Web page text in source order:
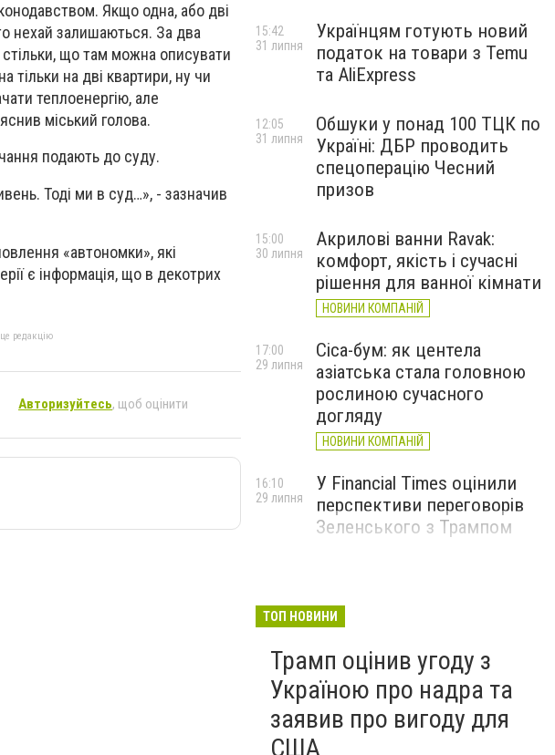
Якщо одна, або дві
нехай залишаються. За два
стільки, що там можна описувати
тільки на дві квартири, ну чи
теплоенергію, але
міський голова.
подають до суду.
Тоді ми в суд…», - зазначив
«автономки», які
є інформація, що в декотрих
редакцію
Авторизуйтесь, щоб оцінити
Українцям готують новий
податок на товари з Temu
та AliExpress
15:42
31 липня
Обшуки у понад 100 ТЦК по
Україні: ДБР проводить
спецоперацію Чесний
призов
12:05
31 липня
Акрилові ванни Ravak:
комфорт, якість і сучасні
рішення для ванної кімнати
НОВИНИ КОМПАНІЙ
15:00
30 липня
Cica-бум: як центела
азіатська стала головною
рослиною сучасного
догляду
НОВИНИ КОМПАНІЙ
17:00
29 липня
У Financial Times оцінили
перспективи переговорів
Зеленського з Трампом
16:10
29 липня
ТОП НОВИНИ
Трамп оцінив угоду з
Україною про надра та
заявив про вигоду для
США